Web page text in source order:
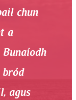
chun
a
bród
agus